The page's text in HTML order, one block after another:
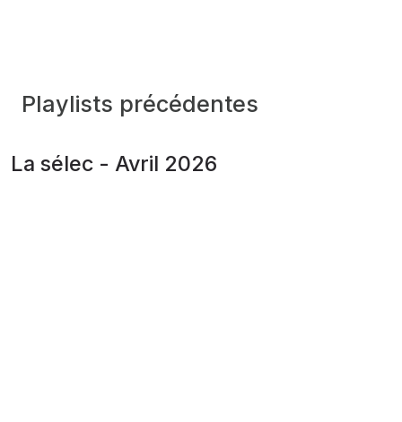
Playlists précédentes
La sélec - Avril 2026